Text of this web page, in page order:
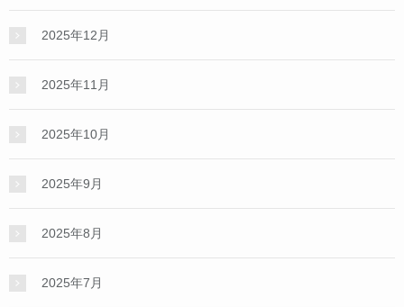
2025年12月
2025年11月
2025年10月
2025年9月
2025年8月
2025年7月